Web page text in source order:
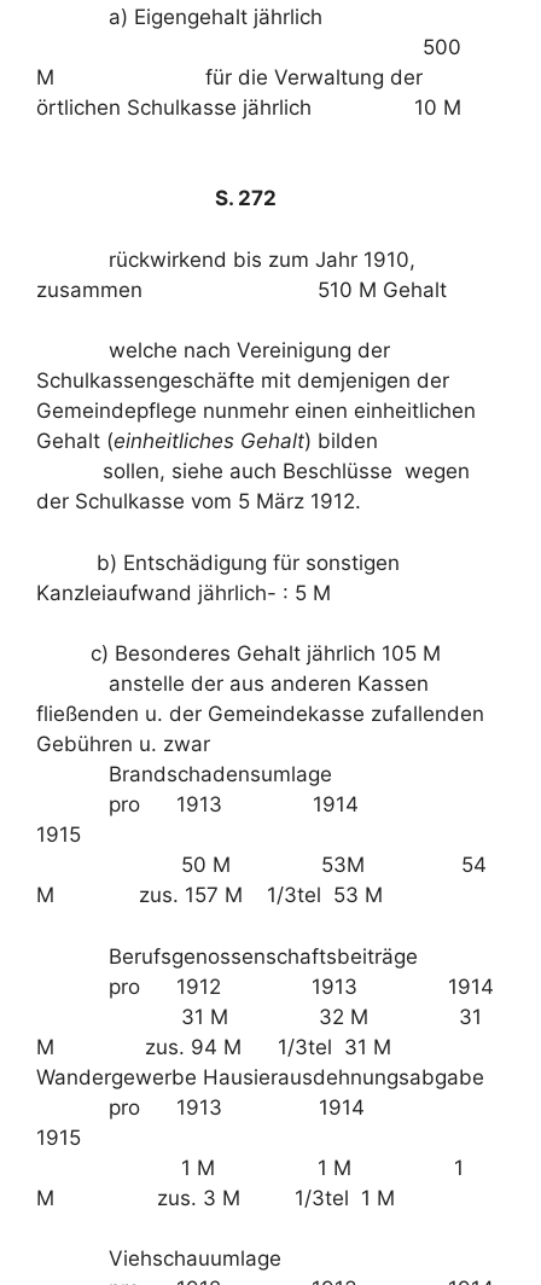
a) Eigengehalt jährlich
500
M für die Verwaltung der
örtlichen Schulkasse jährlich 10 M
S. 272
rückwirkend bis zum Jahr 1910,
zusammen 510 M Gehalt
welche nach Vereinigung der
Schulkassengeschäfte mit demjenigen der
Gemeindepflege nunmehr einen einheitlichen
Gehalt (einheitliches Gehalt) bilden
sollen, siehe auch Beschlüsse wegen
der Schulkasse vom 5 März 1912.
b) Entschädigung für sonstigen
Kanzleiaufwand jährlich- : 5 M
c) Besonderes Gehalt jährlich 105 M
anstelle der aus anderen Kassen
fließenden u. der Gemeindekasse zufallenden
Gebühren u. zwar
Brandschadensumlage
pro 1913 1914
1915
50 M 53M 54
M zus. 157 M 1/3tel 53 M
Berufsgenossenschaftsbeiträge
pro 1912 1913 1914
31 M 32 M 31
M zus. 94 M 1/3tel 31 M
Wandergewerbe Hausierausdehnungsabgabe
pro 1913 1914
1915
1 M 1 M 1
M zus. 3 M 1/3tel 1 M
Viehschauumlage